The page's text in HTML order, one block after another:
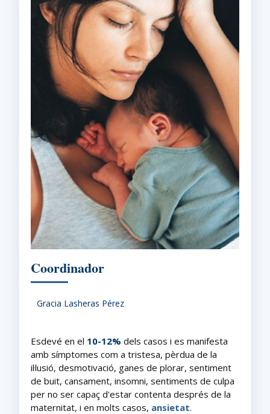
Coordinador
Gracia Lasheras Pérez
Esdevé en el 10-12% dels casos i es manifesta
amb símptomes com a tristesa, pèrdua de la
il·lusió, desmotivació, ganes de plorar, sentiment
de buit, cansament, insomni, sentiments de culpa
per no ser capaç d'estar contenta després de la
maternitat, i en molts casos, ansietat.